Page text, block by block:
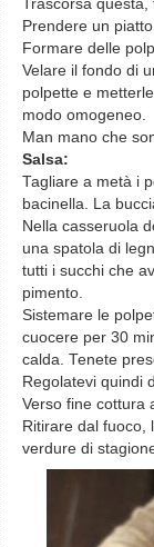
Trascorsa
Prendere un
Formare delle
Velare il fondo di
polpette e
modo omogeneo.
Man mano che
Salsa:
Tagliare a metà i
bacinella. La
Nella casseruola
una spatola di
tutti i succhi che
pimento.
Sistemare le
cuocere per 30
calda. Tenete
Regolatevi quindi
Verso fine cottura
Ritirare dal fuoco,
verdure di